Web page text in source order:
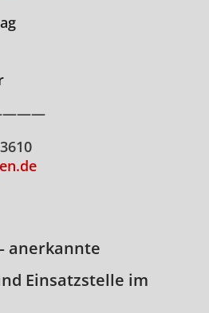
anerkannte
Einsatzstelle im